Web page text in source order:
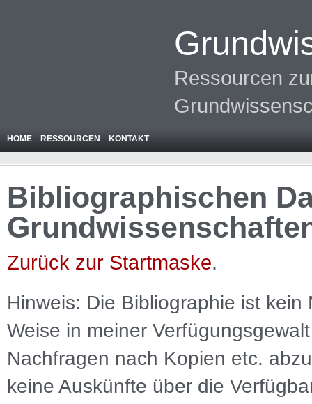
Ressourcen
HOME RESSOURCEN KONTAKT
Bibliographischen
Zurück zur Startmaske.
Hinweis: Die Bibliographie ist kein
Weise in meiner
Nachfragen nach Kopien etc.
keine Auskünfte über die